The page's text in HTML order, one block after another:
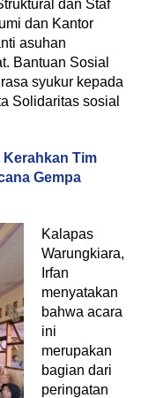
dan Staf
dan Kantor
asuhan
Bantuan Sosial
syukur kepada
Solidaritas sosial
Tim
Gempa
Kalapas
Warungkiara,
Irfan
menyatakan
bahwa acara
ini
merupakan
bagian dari
peringatan